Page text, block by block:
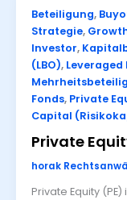
Beteiligung,
Strategie,
Investor,
(LBO), Leveraged
Fonds, Private
Capital
Private
horak
Private Equity